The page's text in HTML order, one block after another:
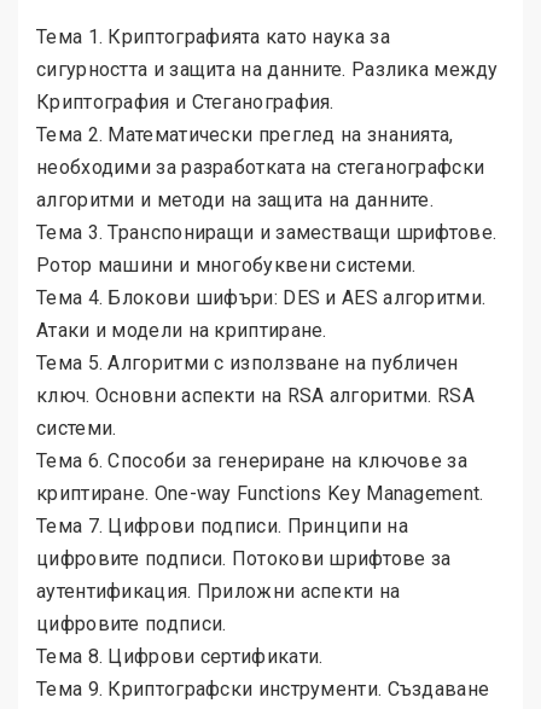
Тема 1. Криптографията като наука за
сигурността и защита на данните. Разлика между
Криптография и Стеганография.
Тема 2. Математически преглед на знанията,
необходими за разработката на стеганографски
алгоритми и методи на защита на данните.
Тема 3. Транспониращи и заместващи шрифтове.
Ротор машини и многобуквени системи.
Тема 4. Блокови шифъри: DES и AES алгоритми.
Атаки и модели на криптиране.
Тема 5. Алгоритми с използване на публичен
ключ. Основни аспекти на RSA алгоритми. RSA
системи.
Тема 6. Способи за генериране на ключове за
криптиране. One-way Functions Key Management.
Тема 7. Цифрови подписи. Принципи на
цифровите подписи. Потокови шрифтове за
аутентификация. Приложни аспекти на
цифровите подписи.
Тема 8. Цифрови сертификати.
Тема 9. Криптографски инструменти. Създаване